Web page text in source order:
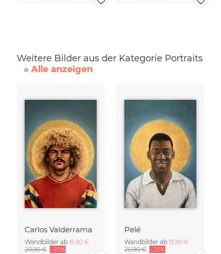
Weitere Bilder aus der Kategorie Portraits
» Alle anzeigen
Carlos Valderrama
Wandbilder ab 15,90 €
20,90 € -25%
Pelé
Wandbilder ab 15,90 €
20,90 € -25%